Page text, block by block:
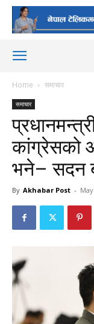
Home समाचार
समाचार
कांग्रेसको
भने– सदन
By Akhabar Post -